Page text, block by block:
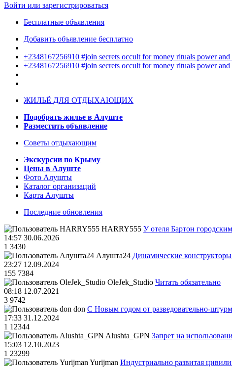
Войти или зарегистрироваться
Бесплатные объявления
Добавить объявление бесплатно
+2348167256910 #join secrets occult for money rituals power and
+2348167256910 #join secrets occult for money rituals power and
ЖИЛЬЁ ДЛЯ ОТДЫХАЮЩИХ
Подобрать жилье в Алуште
Разместить объявление
Советы отдыхающим
Экскурсии по Крыму
Цены в Алуште
Фото Алушты
Каталог организаций
Карта Алушты
Последние обновления
HARRY555 У отеля Бартон
14:57 30.06.2026
1 3430
Алушта24 Динамические
23:27 12.09.2024
155 7384
OleJek_Studio Читать обязательно
08:18 12.07.2021
3 9742
don С Новым годом от разведовательно-
17:33 31.12.2024
1 12344
Alushta_GPN Запрет на
15:03 12.10.2023
1 23299
Yurijman Индустриально развитая